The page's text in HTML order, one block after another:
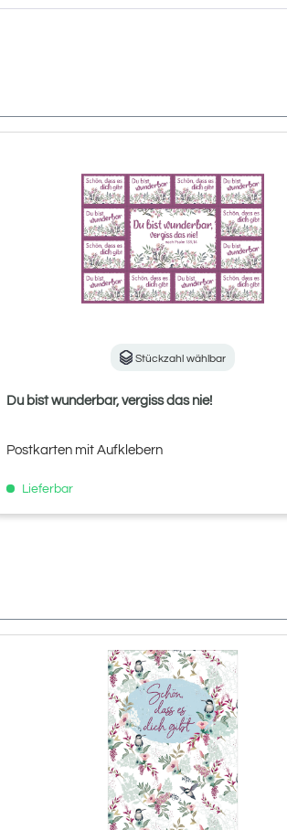
Stückzahl wählbar
Du bist wunderbar, vergiss das nie!
Postkarten mit Aufklebern
Lieferbar